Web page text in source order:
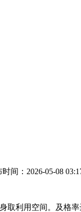
时间：2026-05-08
用空间。及格率